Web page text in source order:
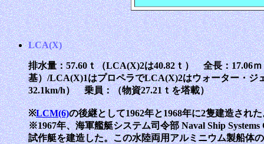
LCA(X)
排水量：57.60ｔ（LCA(X)2は40.82ｔ） 全長：
基）/LCA(X)1はプロペラでLCA(X)2はウォーター・
32.1km/h） 乗員：（物資27.21ｔを塔載）
※LCM(6)の後継として1962年と1968年に2隻建造され
※1967年、海軍艦艇システム司令部 Naval Ship
試作艇を建造した。この水陸両用アルミニウム製船体